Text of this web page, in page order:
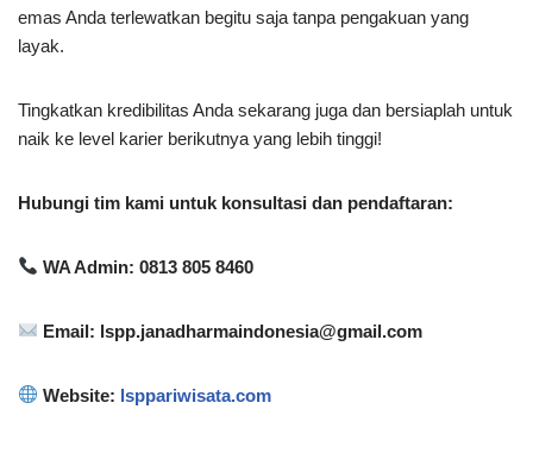
emas Anda terlewatkan begitu saja tanpa pengakuan yang
layak.
Tingkatkan kredibilitas Anda sekarang juga dan bersiaplah untuk
naik ke level karier berikutnya yang lebih tinggi!
Hubungi tim kami untuk konsultasi dan pendaftaran:
WA Admin: 0813 805 8460
Email: lspp.janadharmaindonesia@gmail.com
Website: lsppariwisata.com